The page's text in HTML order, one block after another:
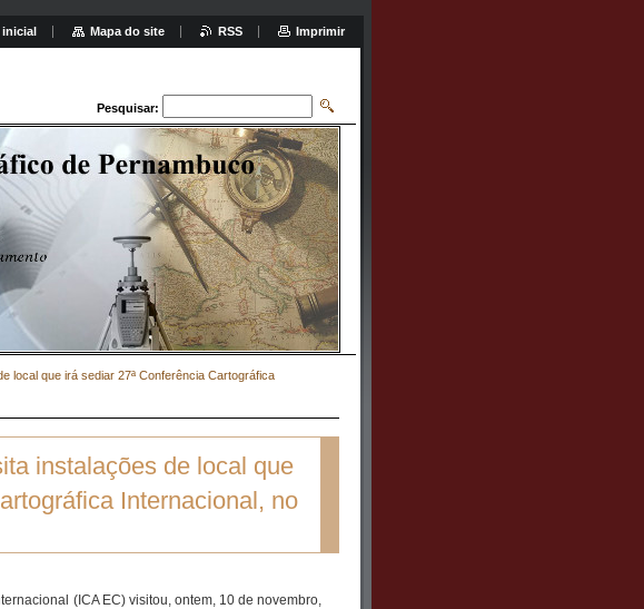
Pesquisar:
local que irá sediar 27ª Conferência Cartográfica
instalações de local que
Internacional, no
(ICA EC) visitou, ontem, 10 de novembro,
inicial Mapa do site RSS Imprimir